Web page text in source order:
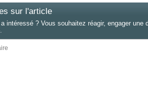
sur l'article
intéressé ? Vous souhaitez réagir, engager